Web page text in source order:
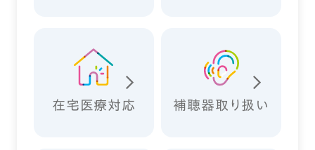
在宅医療対応 補聴器取り扱い